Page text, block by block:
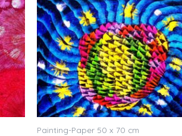
Painting-Paper 50 x 70 cm